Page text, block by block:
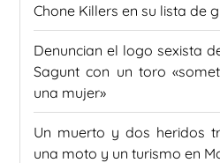
Chone Killers en su lista de
Denuncian el logo sexista
Sagunt con un toro
una mujer»
Un muerto y dos heridos
una moto y un turismo en